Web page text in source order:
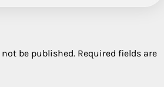
be published. Required fields are